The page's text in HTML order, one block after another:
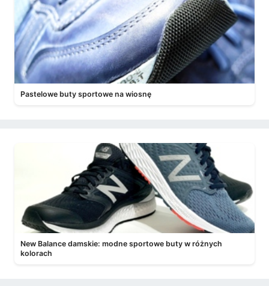
Pastelowe buty sportowe na wiosnę
New Balance damskie: modne sportowe buty w różnych
kolorach